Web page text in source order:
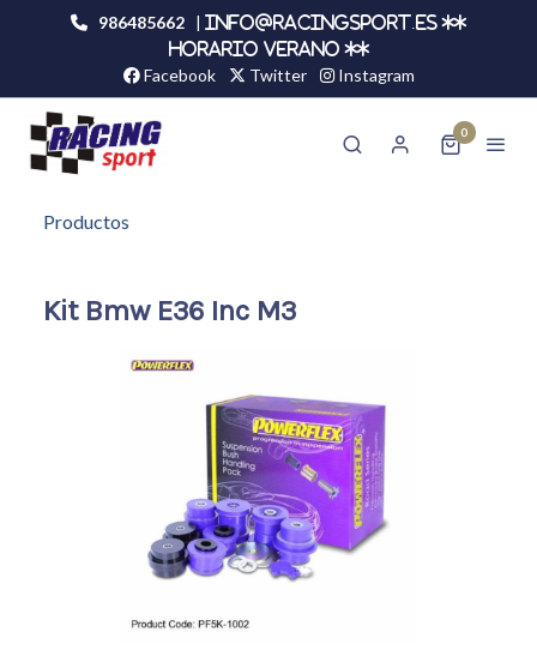
986485662 |
info@racingsport.es **
HORARIO VERANO **
Facebook Twitter Instagram
0
Productos
Kit Bmw E36 Inc M3